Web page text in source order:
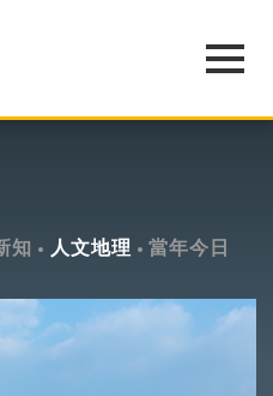
知 人文地理 當年今日